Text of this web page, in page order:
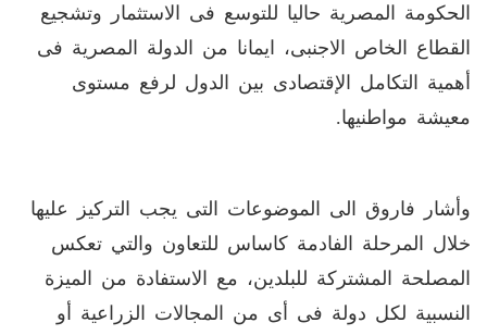
الحكومة المصرية حاليا للتوسع فى الاستثمار وتشجيع
القطاع الخاص الاجنبى، ايمانا من الدولة المصرية فى
أهمية التكامل الإقتصادى بين الدول لرفع مستوى
معيشة مواطنيها.
وأشار فاروق الى الموضوعات التى يجب التركيز عليها
خلال المرحلة الفادمة كاساس للتعاون والتي تعكس
المصلحة المشتركة للبلدين، مع الاستفادة من الميزة
النسبية لكل دولة فى أى من المجالات الزراعية أو